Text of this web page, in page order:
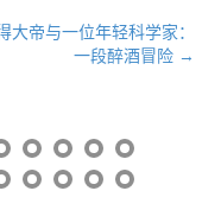
大帝与一位年轻科学家：
一段醉酒冒险 →